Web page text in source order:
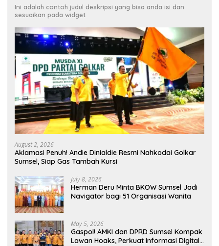
Ini adalah contoh judul deskripsi yang bisa anda isi dan
sesuaikan pada widget
August 2, 2026
Aklamasi Penuh! Andie Dinialdie Resmi Nahkodai Golkar
Sumsel, Siap Gas Tambah Kursi
July 8, 2026
Herman Deru Minta BKOW Sumsel Jadi
Navigator bagi 51 Organisasi Wanita
May 5, 2026
Gaspol! AMKI dan DPRD Sumsel Kompak
Lawan Hoaks, Perkuat Informasi Digital